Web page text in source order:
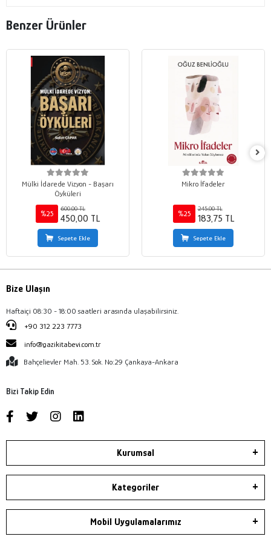
Benzer Ürünler
Mülki İdarede Vizyon - Başarı
Öyküleri
%25
600,00 TL
450,00 TL
Sepete Ekle
Mikro İfadeler
%25
245,00 TL
183,75 TL
Sepete Ekle
Bize Ulaşın
Haftaiçi 08:30 - 18:00 saatleri arasında ulaşabilirsiniz.
+90 312 223 7773
info@gazikitabevi.com.tr
Bahçelievler Mah. 53. Sok. No:29 Çankaya-Ankara
Bizi Takip Edin
Kurumsal
Kategoriler
Mobil Uygulamalarımız